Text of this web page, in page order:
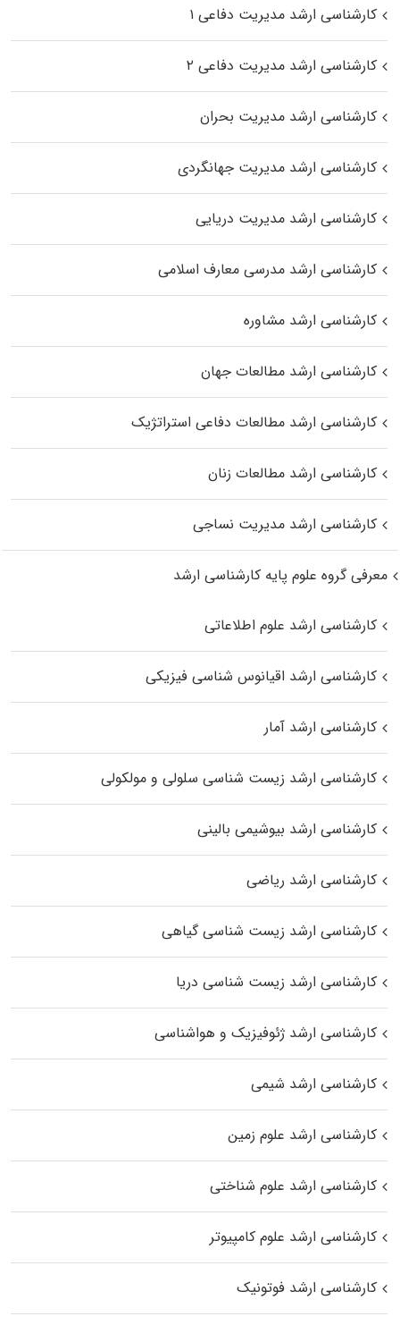
کارشناسی ارشد مدیریت دفاعی ۱
کارشناسی ارشد مدیریت دفاعی ۲
کارشناسی ارشد مدیریت بحران
کارشناسی ارشد مدیریت جهانگردی
کارشناسی ارشد مدیریت دریایی
کارشناسی ارشد مدرسی معارف اسلامی
کارشناسی ارشد مشاوره
کارشناسی ارشد مطالعات جهان
کارشناسی ارشد مطالعات دفاعی استراتژیک
کارشناسی ارشد مطالعات زنان
کارشناسی ارشد مدیریت نساجی
معرفی گروه علوم پایه کارشناسی ارشد
کارشناسی ارشد علوم اطلاعاتی
کارشناسی ارشد اقیانوس‌ شناسی فیزیکی
کارشناسی ارشد آمار
کارشناسی ارشد زیست شناسی سلولی و مولکولی
کارشناسی ارشد بیوشیمی بالینی
کارشناسی ارشد ریاضی
کارشناسی ارشد زیست‌ شناسی گیاهی
کارشناسی ارشد زیست‌ شناسی دریا
کارشناسی ارشد ژئوفیزیک و هواشناسی
کارشناسی ارشد شیمی
کارشناسی ارشد علوم زمین
کارشناسی ارشد علوم شناختی
کارشناسی ارشد علوم کامپیوتر
کارشناسی ارشد فوتونیک